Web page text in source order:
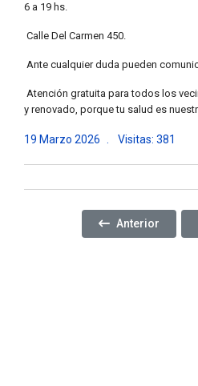
6 a 19 hs.
Calle Del Carmen 450.
Ante cualquier duda pueden
Atención gratuita para todos los
y renovado, porque tu salud es
19 Marzo 2026 Visitas: 381
Artículo Anterior:
Anterior